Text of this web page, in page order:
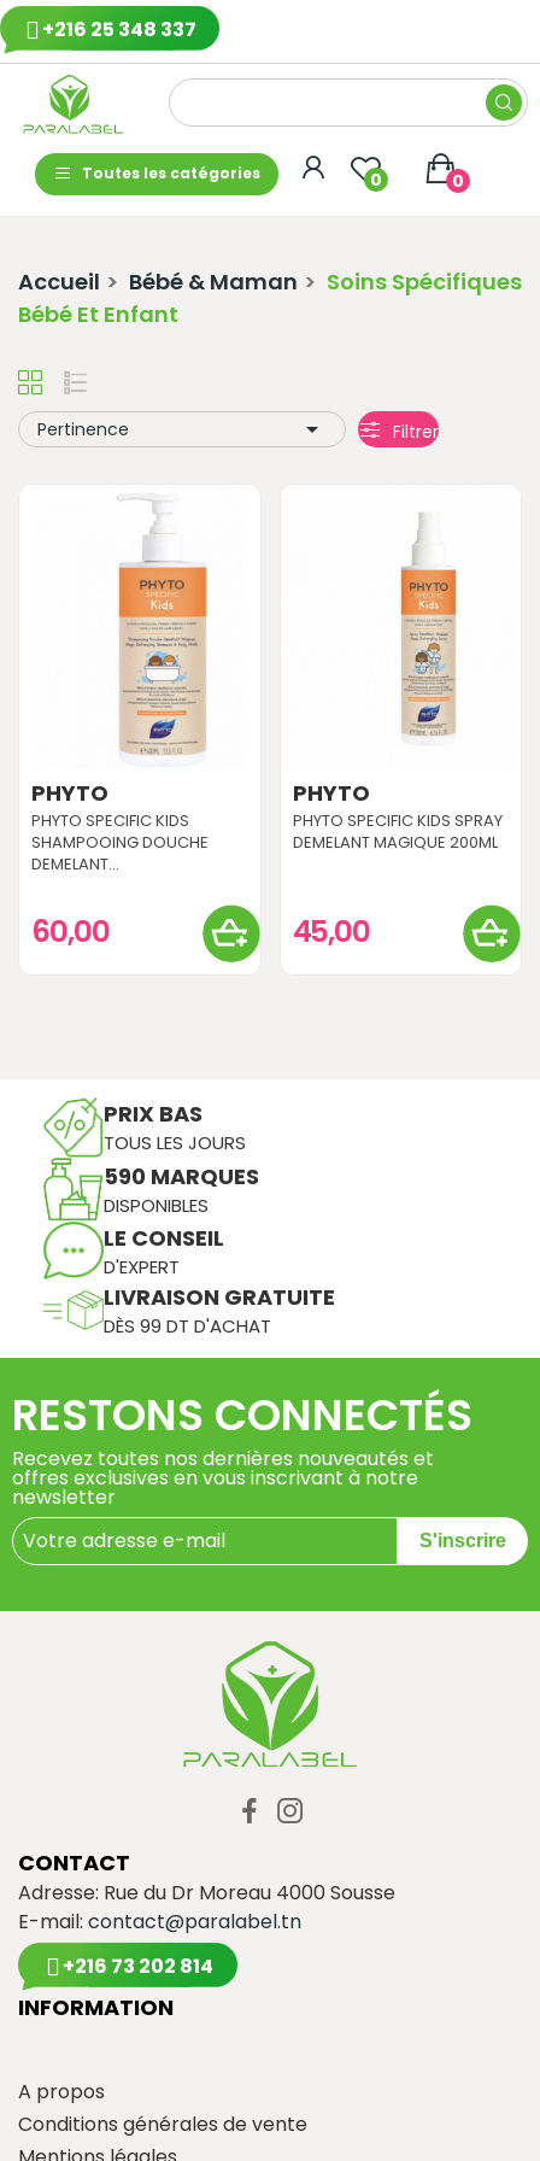
+216 25 348 337
Toutes les catégories 0 0
Accueil Bébé & Maman
Soins Spécifiques
Bébé Et Enfant
Pertinence  Filtrer
PHYTO
PHYTO SPECIFIC KIDS
SHAMPOOING DOUCHE
DEMELANT...
60,00
PHYTO
PHYTO SPECIFIC KIDS SPRAY
DEMELANT MAGIQUE 200ML
45,00
PRIX BAS
TOUS LES JOURS
590 MARQUES
DISPONIBLES
LE CONSEIL
D'EXPERT
LIVRAISON GRATUITE
DÈS 99 DT D'ACHAT
RESTONS CONNECTÉS
Recevez toutes nos dernières nouveautés et
offres exclusives en vous inscrivant à notre
newsletter
S'inscrire
CONTACT
Adresse: Rue du Dr Moreau 4000 Sousse
E-mail: contact@paralabel.tn
+216 73 202 814
INFORMATION
A propos
Conditions générales de vente